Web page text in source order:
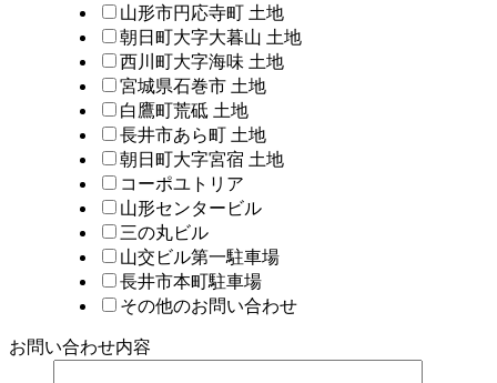
山形市円応寺町 土地
朝日町大字大暮山 土地
西川町大字海味 土地
宮城県石巻市 土地
白鷹町荒砥 土地
長井市あら町 土地
朝日町大字宮宿 土地
コーポユトリア
山形センタービル
三の丸ビル
山交ビル第一駐車場
長井市本町駐車場
その他のお問い合わせ
お問い合わせ内容